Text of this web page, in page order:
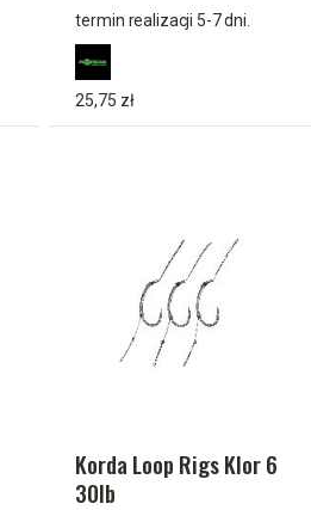
termin realizacji 5-7 dni.
25,75 zł
Korda Loop Rigs Klor 6
30lb